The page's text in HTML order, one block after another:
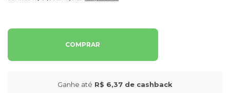
COMPRAR
Ganhe até R$ 6,37 de cashback